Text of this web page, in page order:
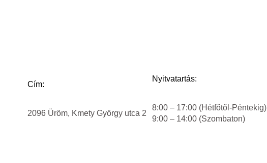
Cím:
2096 Üröm, Kmety György utca 2
Nyitvatartás:
8:00 – 17:00 (Hétfőtől-Péntekig)
9:00 – 14:00 (Szombaton)